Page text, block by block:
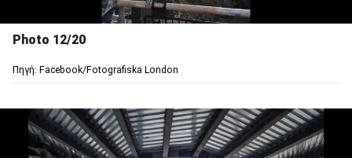
Photo 12/20
Πηγή: Facebook/Fotografiska London